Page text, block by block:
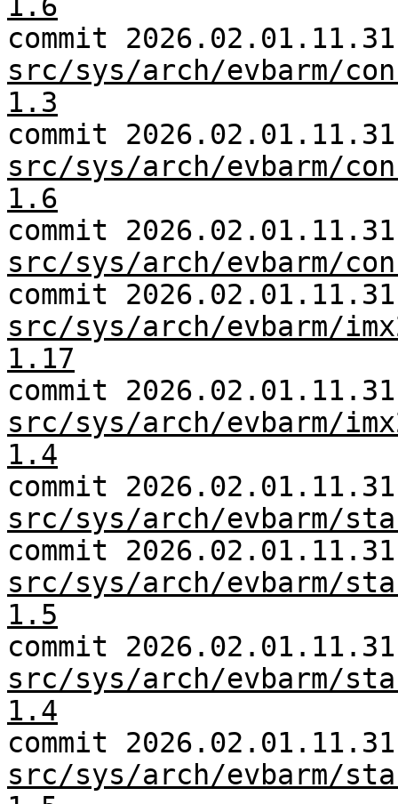
commit
src/sys/arch/evbarm/
1.3
commit
src/sys/arch/evbarm/
1.6
commit
src/sys/arch/evbarm/
commit
src/sys/arch/evbarm/
1.17
commit
src/sys/arch/evbarm/
1.4
commit
src/sys/arch/evbarm/
commit
src/sys/arch/evbarm/
1.5
commit
src/sys/arch/evbarm/
1.4
commit
src/sys/arch/evbarm/